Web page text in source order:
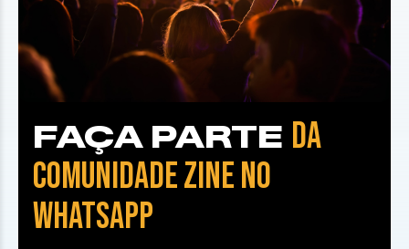
FAÇA PARTE DA
COMUNIDADE ZINE NO
WHATSAPP